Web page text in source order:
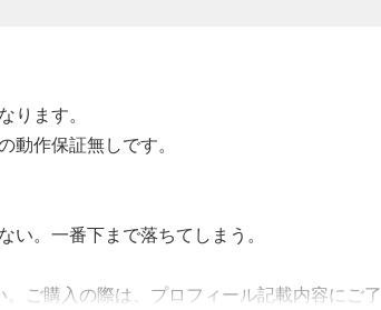
ります。
動作保証無しです。
。一番下まで落ちてしまう。
ご購入の際は、プロフィール記載内容にご了